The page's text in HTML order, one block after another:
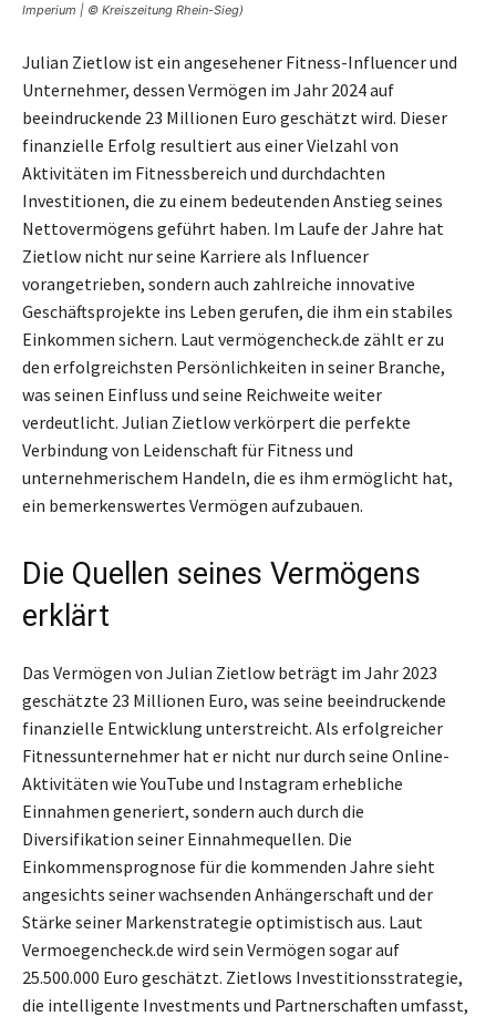
Imperium | © Kreiszeitung Rhein-Sieg)
Julian Zietlow ist ein angesehener Fitness-Influencer und
Unternehmer, dessen Vermögen im Jahr 2024 auf
beeindruckende 23 Millionen Euro geschätzt wird. Dieser
finanzielle Erfolg resultiert aus einer Vielzahl von
Aktivitäten im Fitnessbereich und durchdachten
Investitionen, die zu einem bedeutenden Anstieg seines
Nettovermögens geführt haben. Im Laufe der Jahre hat
Zietlow nicht nur seine Karriere als Influencer
vorangetrieben, sondern auch zahlreiche innovative
Geschäftsprojekte ins Leben gerufen, die ihm ein stabiles
Einkommen sichern. Laut vermögencheck.de zählt er zu
den erfolgreichsten Persönlichkeiten in seiner Branche,
was seinen Einfluss und seine Reichweite weiter
verdeutlicht. Julian Zietlow verkörpert die perfekte
Verbindung von Leidenschaft für Fitness und
unternehmerischem Handeln, die es ihm ermöglicht hat,
ein bemerkenswertes Vermögen aufzubauen.
Die Quellen seines Vermögens
erklärt
Das Vermögen von Julian Zietlow beträgt im Jahr 2023
geschätzte 23 Millionen Euro, was seine beeindruckende
finanzielle Entwicklung unterstreicht. Als erfolgreicher
Fitnessunternehmer hat er nicht nur durch seine Online-
Aktivitäten wie YouTube und Instagram erhebliche
Einnahmen generiert, sondern auch durch die
Diversifikation seiner Einnahmequellen. Die
Einkommensprognose für die kommenden Jahre sieht
angesichts seiner wachsenden Anhängerschaft und der
Stärke seiner Markenstrategie optimistisch aus. Laut
Vermoegencheck.de wird sein Vermögen sogar auf
25.500.000 Euro geschätzt. Zietlows Investitionsstrategie,
die intelligente Investments und Partnerschaften umfasst,